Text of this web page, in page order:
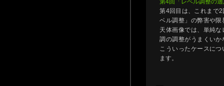
第4回「レベル調整の
第4回目は、これまで
ベル調整」の弊害や
天体画像では、単純
調の調整がうまくい
こういったケースに
ます。